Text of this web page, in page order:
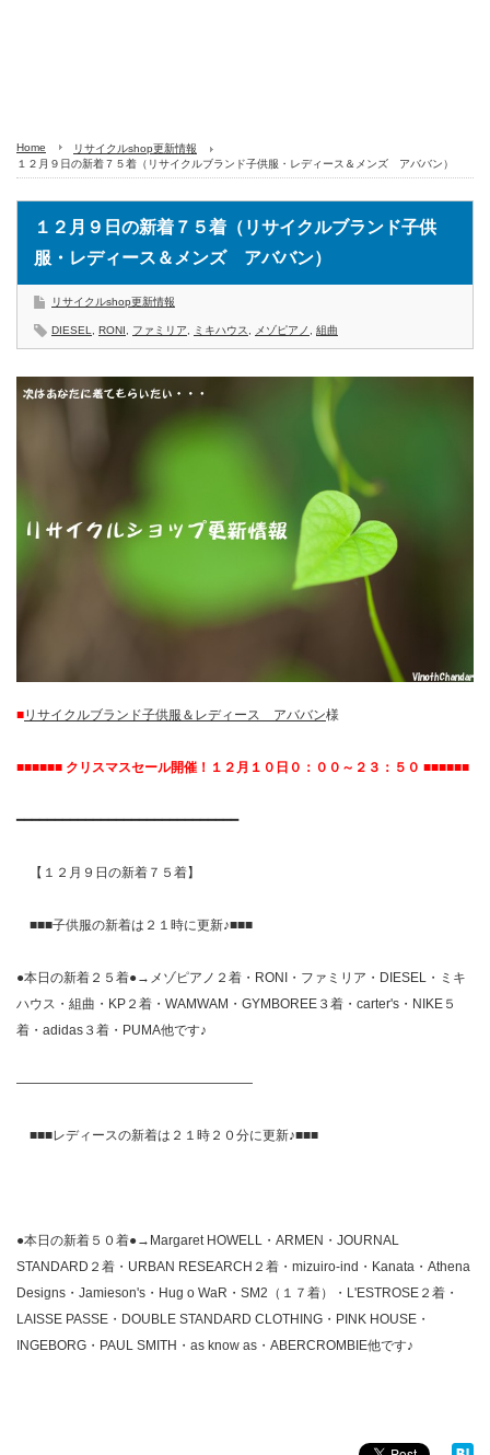
Home
リサイクルshop更新情報
１２月９日の新着７５着（リサイクルブランド子供服・レディース＆メンズ アババン）
１２月９日の新着７５着（リサイクルブランド子供
服・レディース＆メンズ アババン）
リサイクルshop更新情報
DIESEL RONI ファミリア ミキハウス メゾピアノ 組曲
■リサイクルブランド子供服＆レディース アババン様
■■■■■■ クリスマスセール開催！１２月１０日０：００～２３：５０ ■■■■■■
━━━━━━━━━━━━━━━━━━━━━━━━━━━━━
【１２月９日の新着７５着】
■■■子供服の新着は２１時に更新♪■■■
●本日の新着２５着●→メゾピアノ２着・RONI・ファミリア・DIESEL・ミキ
ハウス・組曲・KP２着・WAMWAM・GYMBOREE３着・carter's・NIKE５
着・adidas３着・PUMA他です♪
——————————————————
■■■レディースの新着は２１時２０分に更新♪■■■
●本日の新着５０着●→Margaret HOWELL・ARMEN・JOURNAL
STANDARD２着・URBAN RESEARCH２着・mizuiro-ind・Kanata・Athena
Designs・Jamieson's・Hug o WaR・SM2（１７着）・L'ESTROSE２着・
LAISSE PASSE・DOUBLE STANDARD CLOTHING・PINK HOUSE・
INGEBORG・PAUL SMITH・as know as・ABERCROMBIE他です♪